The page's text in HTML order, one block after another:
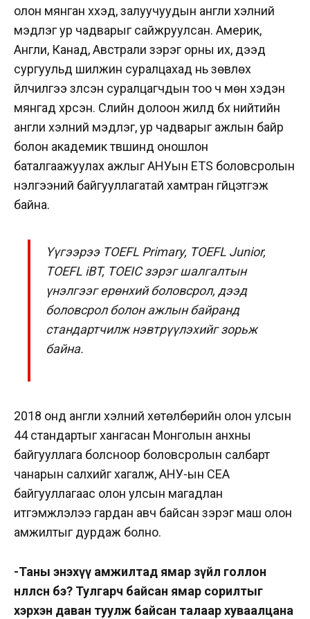
олон мянган хүүхэд, залуучуудын англи хэлний
мэдлэг ур чадварыг сайжруулсан. Америк,
Англи, Канад, Австрали зэрэг орны их, дээд
сургуульд шилжин суралцахад нь зөвлөх
үйлчилгээ үзүүлсэн суралцагчдын тоо ч мөн хэдэн
мянгад хүрсэн. Сүүлийн долоон жилд бүх нийтийн
англи хэлний мэдлэг, ур чадварыг ажлын байр
болон академик түвшинд оношлон
баталгаажуулах ажлыг АНУын ETS боловсролын
үнэлгээний байгууллагатай хамтран гүйцэтгэж
байна.
Үүгээрээ TOEFL Primary, TOEFL Junior,
TOEFL iBT, TOEIC зэрэг шалгалтын
үнэлгээг ерөнхий боловсрол, дээд
боловсрол болон ажлын байранд
стандартчилж нэвтрүүлэхийг зорьж
байна.
2018 онд англи хэлний хөтөлбөрийн олон улсын
44 стандартыг хангасан Монголын анхны
байгууллага болсноор боловсролын салбарт
чанарын салхийг хагалж, АНУ-ын CEA
байгууллагаас олон улсын магадлан
итгэмжлэлээ гардан авч байсан зэрэг маш олон
амжилтыг дурдаж болно.
-Таны энэхүү амжилтад ямар зүйл голлон
нөлөөлсөн бэ? Тулгарч байсан ямар сорилтыг
хэрхэн даван туулж байсан талаар хуваалцана